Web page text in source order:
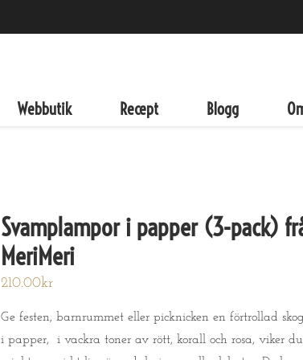
Webbutik Recept Blogg
Svamplampor i papper (3-pack)
MeriMeri
210.00kr
Ge festen, barnrummet eller picknicken en förtrollad
i papper, i vackra toner av rött, korall och rosa, viker